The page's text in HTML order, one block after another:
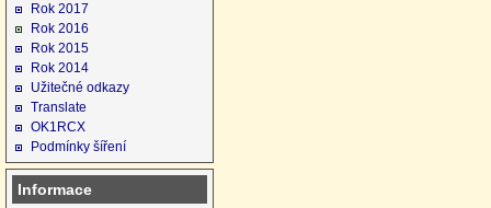
Rok 2017
Rok 2016
Rok 2015
Rok 2014
Užitečné odkazy
Translate
OK1RCX
Podmínky šíření
Informace